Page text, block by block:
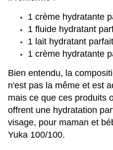
1 crème hydratante
1 fluide hydratant
1 lait hydratant
1 crème hydratante
Bien entendu, la
n'est pas la même et est
mais ce que ces produits
offrent une hydratation
visage, pour maman et
Yuka 100/100.